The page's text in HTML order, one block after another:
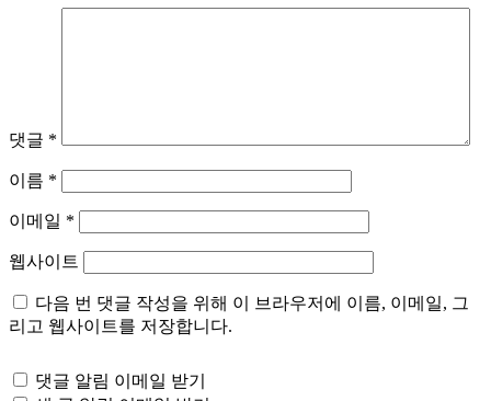
댓글 *
이름 *
이메일 *
웹사이트
다음 번 댓글 작성을 위해 이 브라우저에 이름, 이메일, 그
리고 웹사이트를 저장합니다.
댓글 알림 이메일 받기